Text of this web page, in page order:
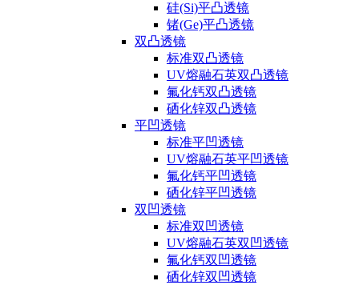
硅(Si)平凸透镜
锗(Ge)平凸透镜
双凸透镜
标准双凸透镜
UV熔融石英双凸透镜
氟化钙双凸透镜
硒化锌双凸透镜
平凹透镜
标准平凹透镜
UV熔融石英平凹透镜
氟化钙平凹透镜
硒化锌平凹透镜
双凹透镜
标准双凹透镜
UV熔融石英双凹透镜
氟化钙双凹透镜
硒化锌双凹透镜